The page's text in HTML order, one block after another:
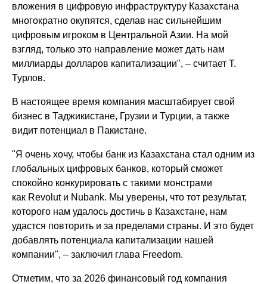
вложения в цифровую инфраструктуру Казахстана
многократно окупятся, сделав нас сильнейшим
цифровым игроком в Центральной Азии. На мой
взгляд, только это направление может дать нам
миллиарды долларов капитализации", – считает Т.
Турлов.
В настоящее время компания масштабирует свой
бизнес в Таджикистане, Грузии и Турции, а также
видит потенциал в Пакистане.
"Я очень хочу, чтобы банк из Казахстана стал одним из
глобальных цифровых банков, который сможет
спокойно конкурировать с такими монстрами
как Revolut и Nubank. Мы уверены, что тот результат,
которого нам удалось достичь в Казахстане, нам
удастся повторить и за пределами страны. И это будет
добавлять потенциала капитализации нашей
компании", – заключил глава Freedom.
Отметим, что за 2026 финансовый год компания